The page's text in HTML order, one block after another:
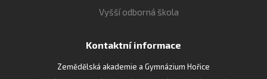
Vyšší odborná škola
Kontaktní informace
Zemědělská akademie a Gymnázium Hořice